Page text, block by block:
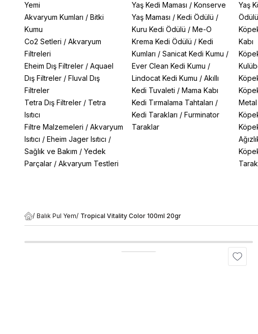
Yemi
Akvaryum Kumları / Bitki
Kumu
Co2 Setleri / Akvaryum
Filtreleri
Eheim Dış Filtreler / Aquael
Dış Filtreler / Fluval Dış
Filtreler
Tetra Dış Filtreler / Tetra
Isıtıcı
Filtre Malzemeleri / Akvaryum
Isıtıcı / Eheim Jager Isıtıcı /
Sağlık ve Bakım / Yedek
Parçalar / Akvaryum Testleri
Yaş Kedi Maması / Konserve
Yaş Maması / Kedi Ödülü /
Kuru Kedi Ödülü / Me-O
Krema Kedi Ödülü / Kedi
Kumları / Sanicat Kedi Kumu /
Ever Clean Kedi Kumu /
Lindocat Kedi Kumu / Akıllı
Kedi Tuvaleti / Mama Kabı
Kedi Tırmalama Tahtaları /
Kedi Tarakları / Furminator
Taraklar
Yaş
Ödülü
Kabı
Tarak
/ Balık Pul Yem/ Tropical Vitality Color 100ml 20gr